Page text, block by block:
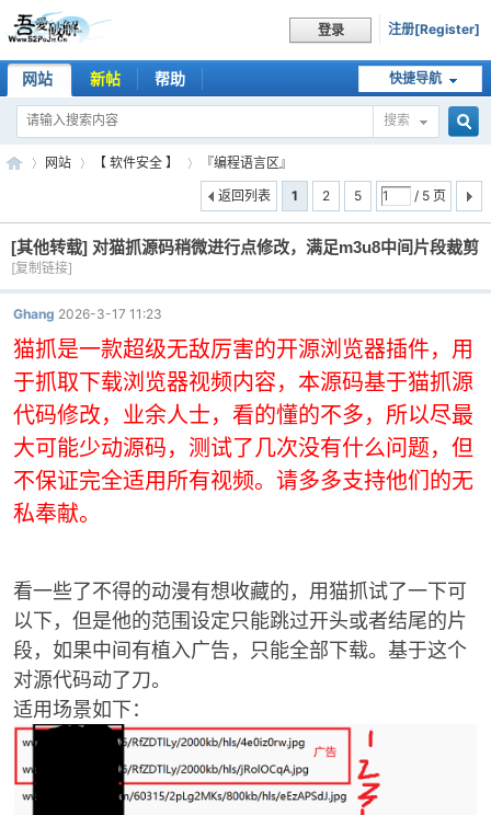
登录 注册[Register]
快捷导航
网站 新帖 帮助
搜索
索
吾
爱
破
»
网站
›
【 软件安全 】
›
『编程语言区』
1
2 5 / 5 页
返回列表
[其他转载] 对猫抓源码稍微进行点修改，满足m3u8中间片段裁剪
[复制链接]
Ghang 2026-3-17 11:23
猫抓是一款超级无敌厉害的开源浏览器插件，用
于抓取下载浏览器视频内容，本源码基于猫抓源
代码修改，业余人士，看的懂的不多，所以尽最
大可能少动源码，测试了几次没有什么问题，但
不保证完全适用所有视频。 请多多支持他们的无
私奉献。
看一些了不得的动漫有想收藏的，用猫抓试了一下可
以下，但是他的范围设定只能跳过开头或者结尾的片
段，如果中间有植入广告，只能全部下载。基于这个
对源代码动了刀。
适用场景如下：